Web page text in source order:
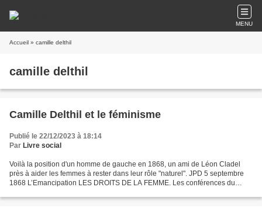
MENU
Accueil » camille delthil
camille delthil
Camille Delthil et le féminisme
Publié le 22/12/2023 à 18:14
Par Livre social
Voilà la position d'un homme de gauche en 1868, un ami de Léon Cladel
près à aider les femmes à rester dans leur rôle "naturel". JPD 5 septembre
1868 L’Emancipation LES DROITS DE LA FEMME. Les conférences du